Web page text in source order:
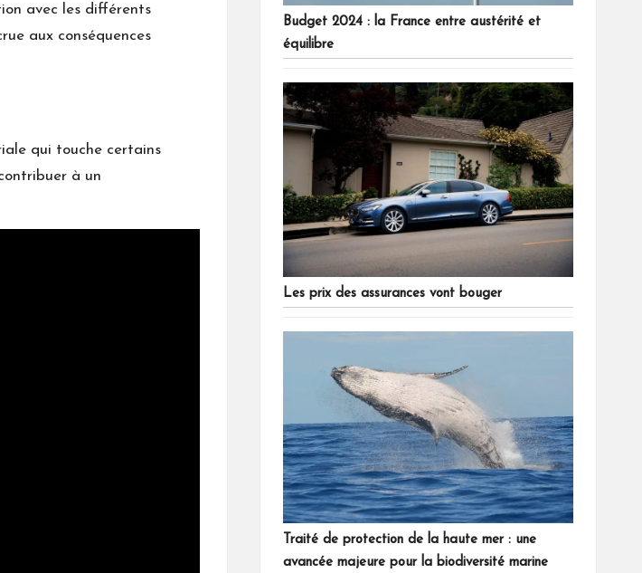
avec les différents
aux conséquences
qui touche certains
à un
Budget 2024 : la France entre austérité et
équilibre
Les prix des assurances vont bouger
Traité de protection de la haute mer : une
avancée majeure pour la biodiversité marine